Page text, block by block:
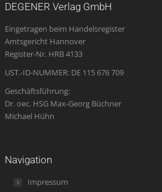
new
window
new
window
new
window
opens
in
new
new
DEGENER Verlag GmbH
Eingetragen beim Handelsregister
Amtsgericht Hannover
Register-Nr. HRB 4133
UST.-ID-NUMMER: DE 115 676 709
Geschäftsführung:
Dr. oec. HSG Max-Georg Büchner
Michael Hühn
Navigation
Impressum